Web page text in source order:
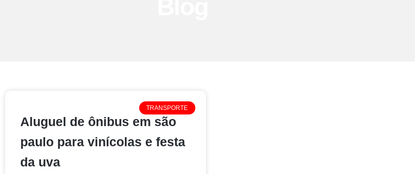
TRANSPORTE
Aluguel de ônibus em são
paulo para vinícolas e festa
da uva